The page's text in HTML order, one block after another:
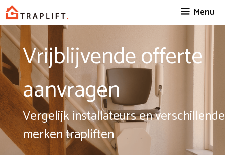
Spring
naar
inhoud
Menu
Vrijblijvende offerte
aanvragen
Vergelijk installateurs en verschillende
merken trapliften